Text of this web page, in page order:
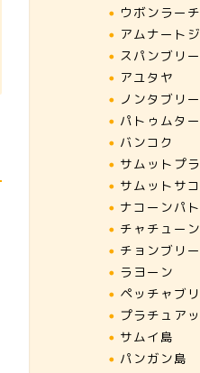
ウボンラー
アムナート
スパンブリー
アユタヤ
ノンタブリー
パトゥムタ
バンコク
サムットプ
サムットサ
ナコーンパ
チャチュー
チョンブリー
ラヨーン
ペッチャブ
プラチュア
サムイ島
パンガン島